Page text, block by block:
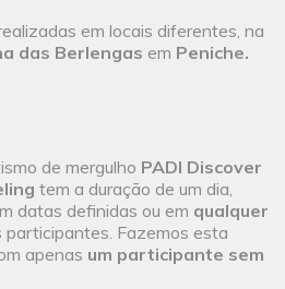
em locais diferentes, na
das Berlengas em Peniche.
de mergulho PADI Discover
tem a duração de um dia,
datas definidas ou em qualquer
participantes. Fazemos esta
apenas um participante sem